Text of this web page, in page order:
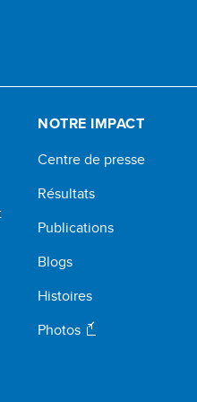
NOTRE IMPACT
Centre de presse
Résultats
Publications
Blogs
Histoires
Photos